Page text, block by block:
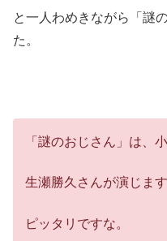
と一人わめきながら「謎
た。
「謎のおじさん」は、
生瀬勝久さんが演じます
ピッタリですな。